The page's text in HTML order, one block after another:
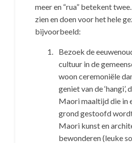
meer en “rua” betekent
zien en doen voor het hele
bijvoorbeeld:
Bezoek de
cultuur in de
woon ceremoniële
geniet van de
Maori maaltijd die in
grond gestoofd
Maori kunst en
bewonderen (leuke